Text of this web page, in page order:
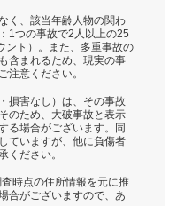
く、該当年齢人物の関わ
1つの事故で2人以上の25
ント）。また、多重事故の
含まれるため、現実の事
注意ください。
損害なし）は、その事故
のため、大破事故と表示
る場合がございます。同
ていますが、他に負傷者
ください。
時点の住所情報を元に推
合がございますので、あ